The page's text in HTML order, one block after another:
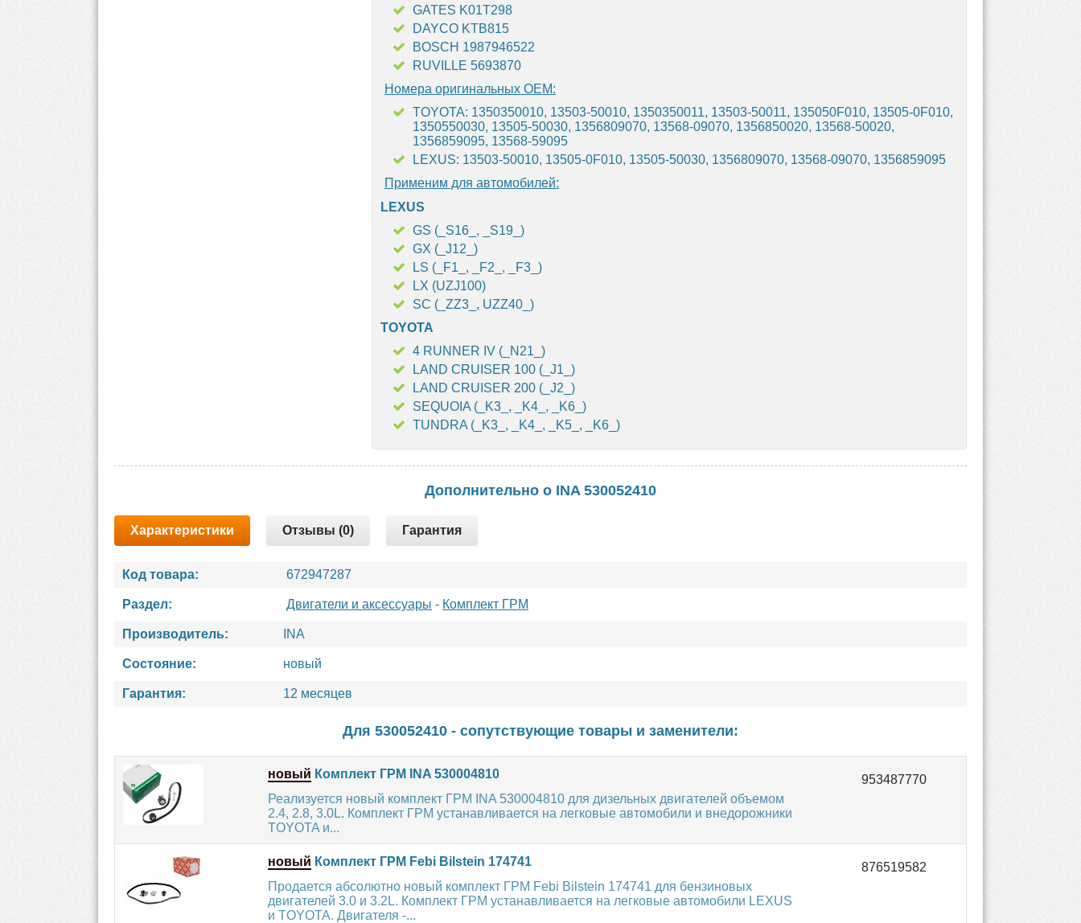
GATES K01T298
DAYCO KTB815
BOSCH 1987946522
RUVILLE 5693870
Номера оригинальных OEM:
TOYOTA: 1350350010, 13503-50010, 1350350011, 13503-50011, 135050F010, 13505-0F010,
1350550030, 13505-50030, 1356809070, 13568-09070, 1356850020, 13568-50020,
1356859095, 13568-59095
LEXUS: 13503-50010, 13505-0F010, 13505-50030, 1356809070, 13568-09070, 1356859095
Применим для автомобилей:
LEXUS
GS (_S16_, _S19_)
GX (_J12_)
LS (_F1_, _F2_, _F3_)
LX (UZJ100)
SC (_ZZ3_, UZZ40_)
TOYOTA
4 RUNNER IV (_N21_)
LAND CRUISER 100 (_J1_)
LAND CRUISER 200 (_J2_)
SEQUOIA (_K3_, _K4_, _K6_)
TUNDRA (_K3_, _K4_, _K5_, _K6_)
Дополнительно о INA 530052410
Характеристики Отзывы (0) Гарантия
Код товара: 672947287
Раздел: Двигатели и аксессуары - Комплект ГРМ
Производитель: INA
Состояние: новый
Гарантия: 12 месяцев
Для 530052410 - сопутствующие товары и заменители:
новый Комплект ГРМ INA 530004810
Реализуется новый комплект ГРМ INA 530004810 для дизельных двигателей объемом
2.4, 2.8, 3.0L. Комплект ГРМ устанавливается на легковые автомобили и внедорожники
TOYOTA и...
новый Комплект ГРМ Febi Bilstein 174741
Продается абсолютно новый комплект ГРМ Febi Bilstein 174741 для бензиновых
двигателей 3.0 и 3.2L. Комплект ГРМ устанавливается на легковые автомобили LEXUS
и TOYOTA. Двигателя -...